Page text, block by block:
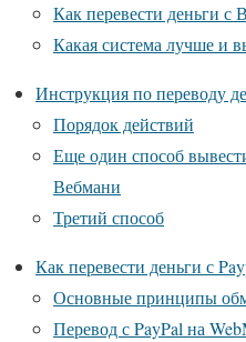
Как перевести деньги
Какая система лучше и
Инструкция по переводу
Порядок действий
Еще один способ
Вебмани
Третий способ
Как перевести деньги с
Основные принципы
Перевод с PayPal на